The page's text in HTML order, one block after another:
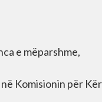
e mëparshme,
Komisionin për